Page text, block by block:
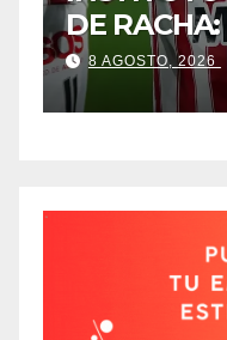
DE
GIMNASIA
ALTA
8 AGOSTO, 2026